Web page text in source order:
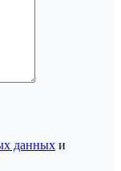
данных и